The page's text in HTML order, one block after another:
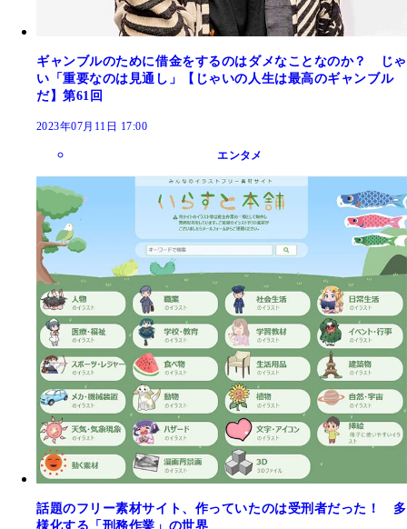
ギャンブルのために借金をするのはダメなことなのか？ じゃ
い「重要なのは見通し」【じゃいの人生は最高のギャンブル
だ】第61回
2023年07月11日 17:00
エンタメ
話題のフリー素材サイト、作っていたのは受刑者だった！ 多
様化する「刑務作業」の世界